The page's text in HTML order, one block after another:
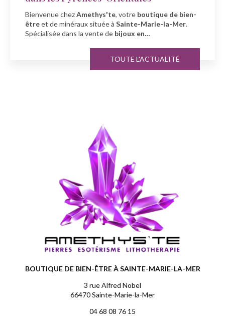
À l'occasion de la fête des mers, découvrez la boutique
Amethys'te, votre spécialiste enbien-êtreet
minérauxàSainte-Marie-la-Mer…
TOUTE L'ACTUALITÉ
BOUTIQUE DE BIEN-ÊTRE À SAINTE-MARIE-LA-MER
3 rue Alfred Nobel
66470 Sainte-Marie-la-Mer
04 68 08 76 15